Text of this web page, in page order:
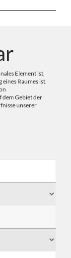
Element ist,
Raumes ist.
Gebiet der
unserer